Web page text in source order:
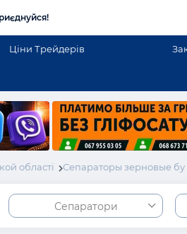
Ціни Трейдерів
області Сепараторы зерновые
Сепаратори